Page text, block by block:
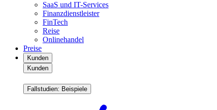
SaaS und IT-Services
Finanzdienstleister
FinTech
Reise
Onlinehandel
Preise
Kunden
Kunden
Fallstudien: Beispiele